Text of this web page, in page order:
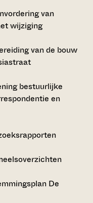
van
wijziging
van de bouw
bestuurlijke
en
De